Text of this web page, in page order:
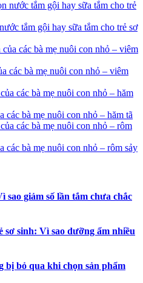
tắm gội hay sữa tắm cho trẻ sơ
các bà mẹ nuôi con nhỏ – viêm
các bà mẹ nuôi con nhỏ – hăm tã
các bà mẹ nuôi con nhỏ – rôm sảy
sao giảm số lần tắm chưa chắc
sơ sinh: Vì sao dưỡng ẩm nhiều
bị bỏ qua khi chọn sản phẩm